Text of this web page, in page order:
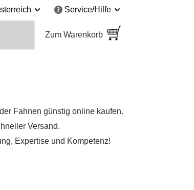
Service/Hilfe
Zum Warenkorb
Fahnen günstig online kaufen.
Versand.
Expertise und Kompetenz!